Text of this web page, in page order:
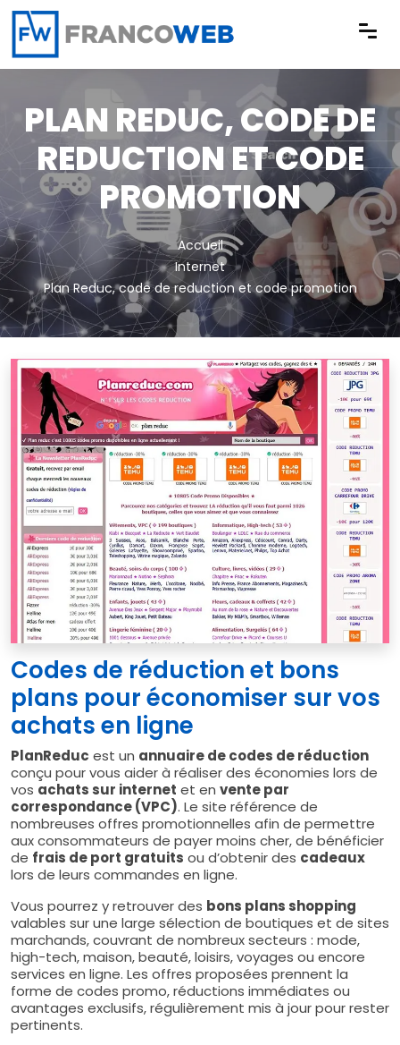
Panneau de gestion des cookies
PLAN REDUC, CODE DE
REDUCTION ET CODE
PROMOTION
Accueil
Internet
Plan Reduc, code de reduction et code promotion
Codes de réduction et bons
plans pour économiser sur vos
achats en ligne
PlanReduc est un annuaire de codes de réduction
conçu pour vous aider à réaliser des économies lors de
vos achats sur internet et en vente par
correspondance (VPC). Le site référence de
nombreuses offres promotionnelles afin de permettre
aux consommateurs de payer moins cher, de bénéficier
de frais de port gratuits ou d’obtenir des cadeaux
lors de leurs commandes en ligne.
Vous pourrez y retrouver des bons plans shopping
valables sur une large sélection de boutiques et de sites
marchands, couvrant de nombreux secteurs : mode,
high-tech, maison, beauté, loisirs, voyages ou encore
services en ligne. Les offres proposées prennent la
forme de codes promo, réductions immédiates ou
avantages exclusifs, régulièrement mis à jour pour rester
pertinents.